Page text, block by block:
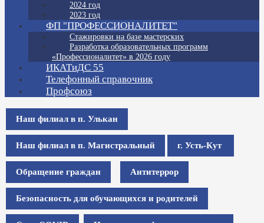
2024 год
2023 год
ФП "ПРОФЕССИОНАЛИТЕТ"
Стажировки на базе мастерских
Разработка образовательных программ
«Профессионалитет» в 2026 году
ИКАТиДС 55
Телефонный справочник
Профсоюз
Наш филиал в п. Улькан
Наш филиал в п. Магистральный г. Усть-Кут
Обращение граждан Антитеррор
Безопасность для обучающихся и родителей